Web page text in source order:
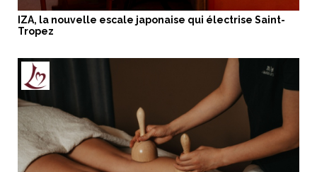
IZA, la nouvelle escale japonaise qui électrise Saint-
Tropez